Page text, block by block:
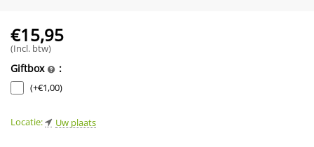
€15,95
(Incl. btw)
Giftbox :
(+€1,00)
Locatie: Uw plaats